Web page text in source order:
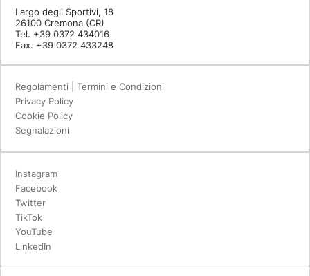
Largo degli Sportivi, 18
26100 Cremona (CR)
Tel. +39 0372 434016
Fax. +39 0372 433248
Regolamenti | Termini e Condizioni
Privacy Policy
Cookie Policy
Segnalazioni
Instagram
Facebook
Twitter
TikTok
YouTube
LinkedIn